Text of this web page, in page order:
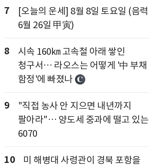
7
[오늘의 운세] 8월 8일 토요일 (음력
6월 26일 甲寅)
8
시속 160㎞ 고속철 아래 쌓인
청구서… 라오스는 어떻게 '中 부채
함정'에 빠졌나
9
"직접 농사 안 지으면 내년까지
팔아라"… 양도세 중과에 떨고 있는
6070
10
미 해병대 사령관이 경북 포항을